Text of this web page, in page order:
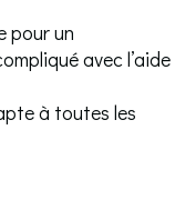
pour un
avec l’aide
à toutes les